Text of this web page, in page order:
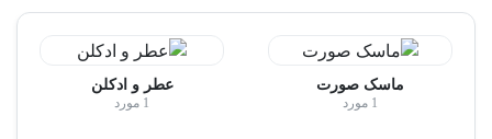
ماسک صورت
1 مورد
عطر و ادکلن
1 مورد